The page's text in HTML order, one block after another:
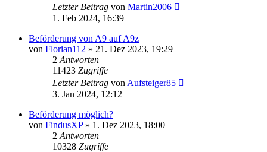
Letzter Beitrag von Martin2006
1. Feb 2024, 16:39
Beförderung von A9 auf A9z
von Florian112 » 21. Dez 2023, 19:29
2 Antworten
11423 Zugriffe
Letzter Beitrag von Aufsteiger85
3. Jan 2024, 12:12
Beförderung möglich?
von FindusXP» 1. Dez 2023, 18:00
2 Antworten
10328 Zugriffe